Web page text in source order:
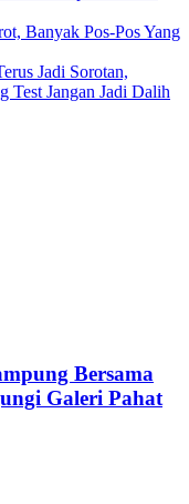
Banyak Pos-Pos Yang
Jadi Sorotan,
Jangan Jadi Dalih
Bersama
Galeri Pahat